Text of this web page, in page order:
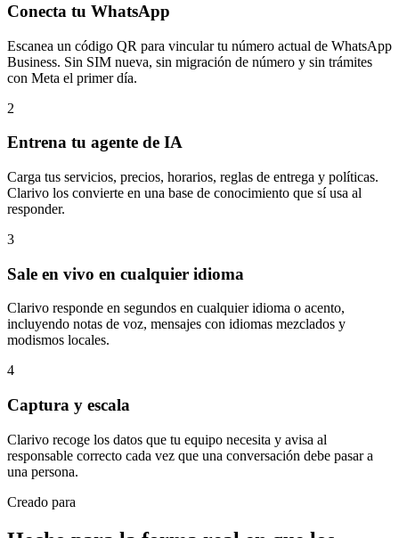
Conecta tu WhatsApp
Escanea un código QR para vincular tu número actual de WhatsApp
Business. Sin SIM nueva, sin migración de número y sin trámites
con Meta el primer día.
2
Entrena tu agente de IA
Carga tus servicios, precios, horarios, reglas de entrega y políticas.
Clarivo los convierte en una base de conocimiento que sí usa al
responder.
3
Sale en vivo en cualquier idioma
Clarivo responde en segundos en cualquier idioma o acento,
incluyendo notas de voz, mensajes con idiomas mezclados y
modismos locales.
4
Captura y escala
Clarivo recoge los datos que tu equipo necesita y avisa al
responsable correcto cada vez que una conversación debe pasar a
una persona.
Creado para